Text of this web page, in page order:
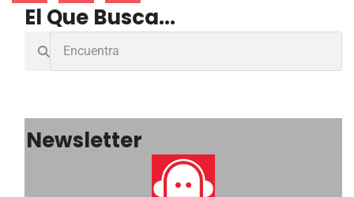
El Que Busca...
Newsletter